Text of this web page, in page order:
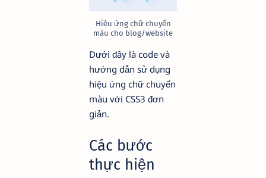
Hiệu ứng chữ chuyển
màu cho blog/website
Dưới đây là code và
hướng dẫn sử dụng
hiệu ứng chữ chuyển
màu với CSS3 đơn
giản.
Các bước
thực hiện